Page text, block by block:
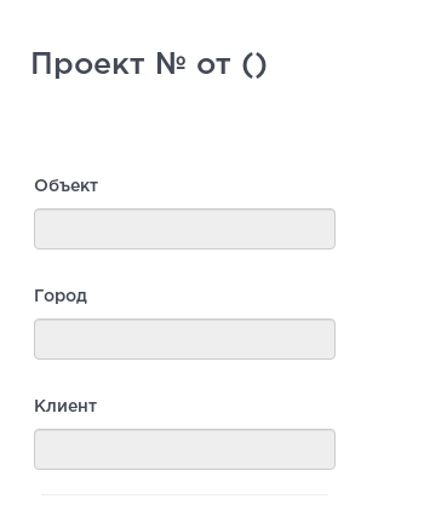
Проект № от ()
Объект
Город
Клиент